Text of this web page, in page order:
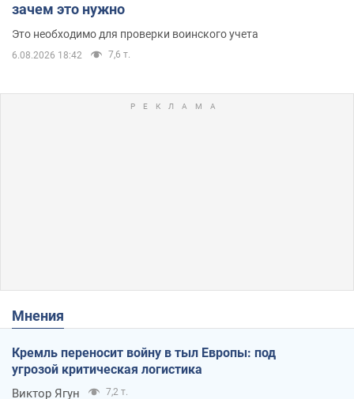
зачем это нужно
Это необходимо для проверки воинского учета
6.08.2026 18:42 7,6 т.
Мнения
Кремль переносит войну в тыл Европы: под
угрозой критическая логистика
Виктор Ягун 7,2 т.